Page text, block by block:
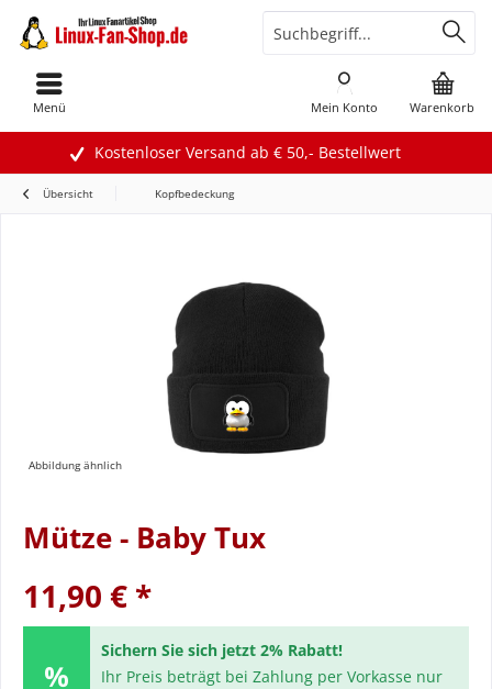
Kostenloser Versand ab € 50,- Bestellwert
Warenkorb
Mein Konto
Menü
Übersicht Kopfbedeckung
Abbildung ähnlich
Mütze - Baby Tux
11,90 € *
Sichern Sie sich jetzt 2% Rabatt!
Ihr Preis beträgt bei Zahlung per Vorkasse nur